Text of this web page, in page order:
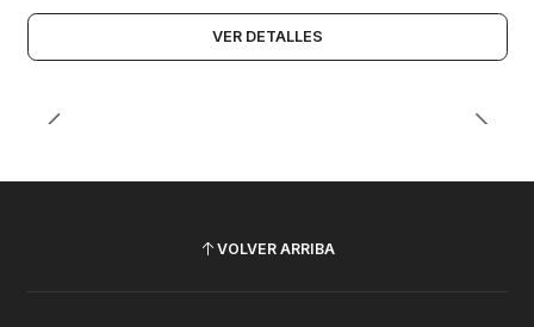
VER DETALLES
VOLVER ARRIBA